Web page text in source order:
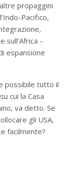
propaggini
Pacifico,
sull’Africa –
espansione
possibile tutto il
cui la Casa
va detto. Se
gli USA,
facilmente?